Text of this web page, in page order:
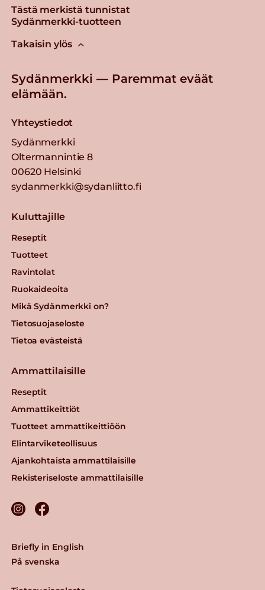
Tästä merkistä tunnistat
Sydänmerkki-tuotteen
Takaisin ylös
Sydänmerkki — Paremmat eväät
elämään.
Yhteystiedot
Sydänmerkki
Oltermannintie 8
00620 Helsinki
sydanmerkki@sydanliitto.fi
Kuluttajille
Reseptit
Tuotteet
Ravintolat
Ruokaideoita
Mikä Sydänmerkki on?
Tietosuojaseloste
Tietoa evästeistä
Ammattilaisille
Reseptit
Ammattikeittiöt
Tuotteet ammattikeittiöön
Elintarviketeollisuus
Ajankohtaista ammattilaisille
Rekisteriseloste ammattilaisille
Briefly in English
På svenska